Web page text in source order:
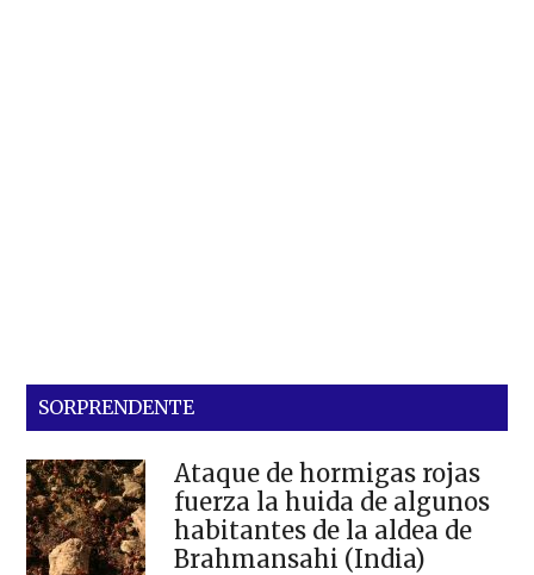
SORPRENDENTE
Ataque de hormigas rojas
fuerza la huida de algunos
habitantes de la aldea de
Brahmansahi (India)